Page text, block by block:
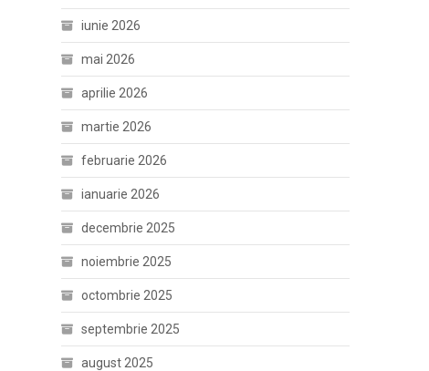
iunie 2026
mai 2026
aprilie 2026
martie 2026
februarie 2026
ianuarie 2026
decembrie 2025
noiembrie 2025
octombrie 2025
septembrie 2025
august 2025